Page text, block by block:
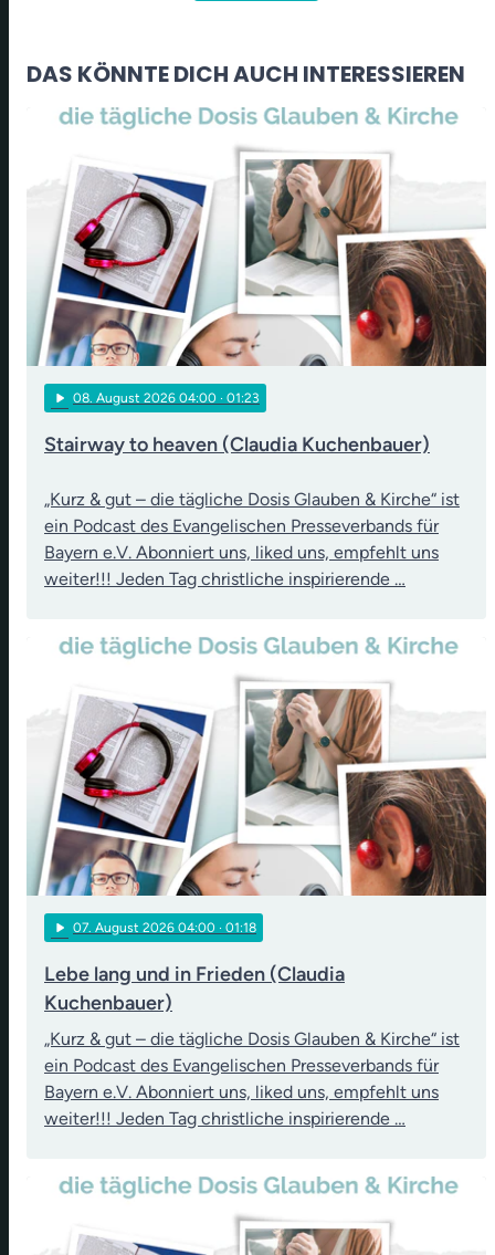
DAS KÖNNTE DICH AUCH INTERESSIEREN
play_arrow 08. August 2026 04:00 · 01:23
Stairway to heaven (Claudia Kuchenbauer)
„Kurz & gut – die tägliche Dosis Glauben & Kirche“ ist
ein Podcast des Evangelischen Presseverbands für
Bayern e.V. Abonniert uns, liked uns, empfehlt uns
weiter!!! Jeden Tag christliche inspirierende …
play_arrow 07. August 2026 04:00 · 01:18
Lebe lang und in Frieden (Claudia
Kuchenbauer)
„Kurz & gut – die tägliche Dosis Glauben & Kirche“ ist
ein Podcast des Evangelischen Presseverbands für
Bayern e.V. Abonniert uns, liked uns, empfehlt uns
weiter!!! Jeden Tag christliche inspirierende …